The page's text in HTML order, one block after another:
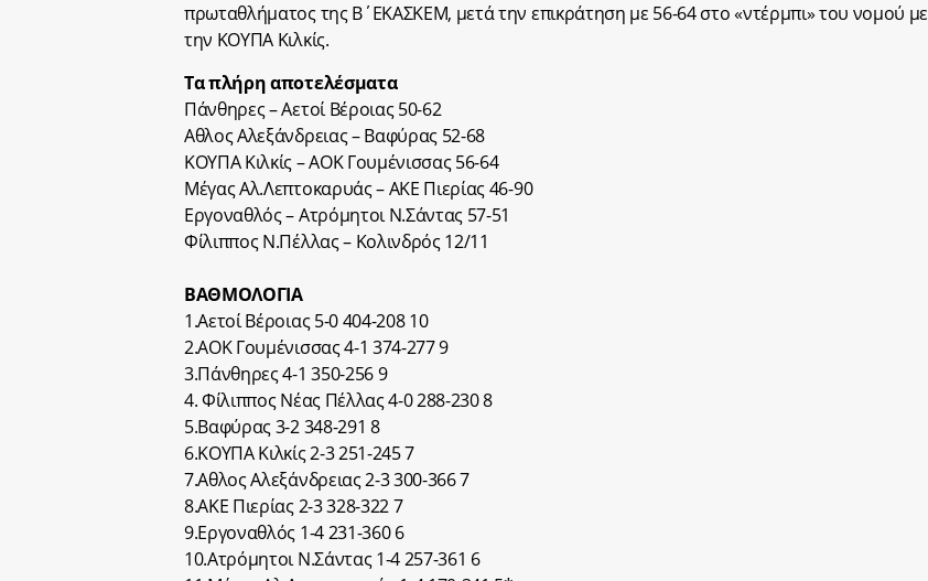
πρωταθλήματος της Β΄ΕΚΑΣΚΕΜ, μετά την επικράτηση με 56-64 στο «ντέρμπι» του νομού με
την ΚΟΥΠΑ Κιλκίς.
Τα πλήρη αποτελέσματα
Πάνθηρες – Αετοί Βέροιας 50-62
Αθλος Αλεξάνδρειας – Βαφύρας 52-68
ΚΟΥΠΑ Κιλκίς – ΑΟΚ Γουμένισσας 56-64
Μέγας Αλ.Λεπτοκαρυάς – ΑΚΕ Πιερίας 46-90
Εργοναθλός – Ατρόμητοι Ν.Σάντας 57-51
Φίλιππος Ν.Πέλλας – Κολινδρός 12/11
ΒΑΘΜΟΛΟΓΙΑ
1.Αετοί Βέροιας 5-0 404-208 10
2.ΑΟΚ Γουμένισσας 4-1 374-277 9
3.Πάνθηρες 4-1 350-256 9
4. Φίλιππος Νέας Πέλλας 4-0 288-230 8
5.Βαφύρας 3-2 348-291 8
6.ΚΟΥΠΑ Κιλκίς 2-3 251-245 7
7.Αθλος Αλεξάνδρειας 2-3 300-366 7
8.ΑΚΕ Πιερίας 2-3 328-322 7
9.Εργοναθλός 1-4 231-360 6
10.Ατρόμητοι Ν.Σάντας 1-4 257-361 6